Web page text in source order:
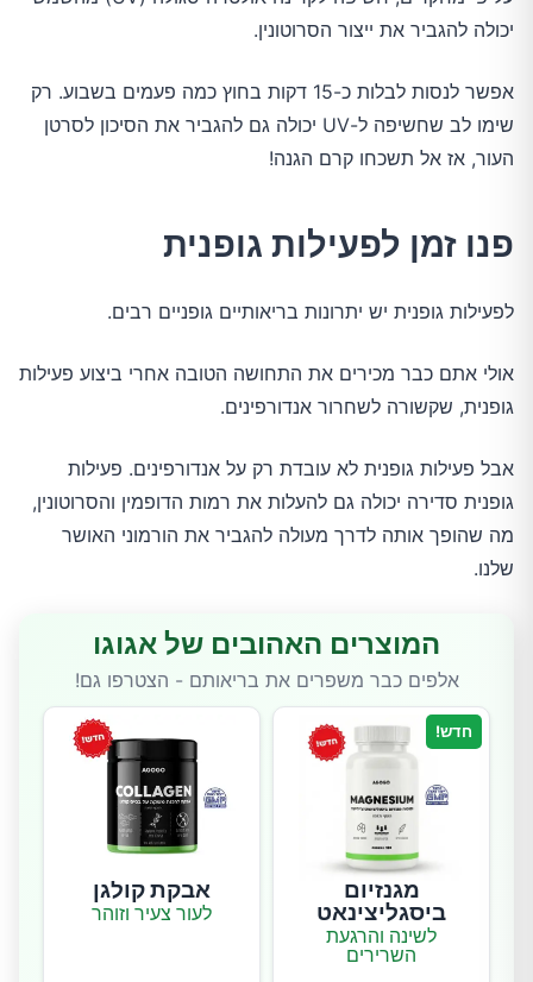
יכולה להגביר את ייצור הסרוטונין.
אפשר לנסות לבלות כ-15 דקות בחוץ כמה פעמים בשבוע. רק
שימו לב שחשיפה ל-UV יכולה גם להגביר את הסיכון לסרטן
העור, אז אל תשכחו קרם הגנה!
פנו זמן לפעילות גופנית
לפעילות גופנית יש יתרונות בריאותיים גופניים רבים.
אולי אתם כבר מכירים את התחושה הטובה אחרי ביצוע פעילות
גופנית, שקשורה לשחרור אנדורפינים.
אבל פעילות גופנית לא עובדת רק על אנדורפינים. פעילות
גופנית סדירה יכולה גם להעלות את רמות הדופמין והסרוטונין,
מה שהופך אותה לדרך מעולה להגביר את הורמוני האושר
שלנו.
המוצרים האהובים של אגוגו
אלפים כבר משפרים את בריאותם - הצטרפו גם!
חדש!
מגנזיום
ביסגליצינאט
לשינה והרגעת
השרירים
אבקת קולגן
לעור צעיר וזוהר